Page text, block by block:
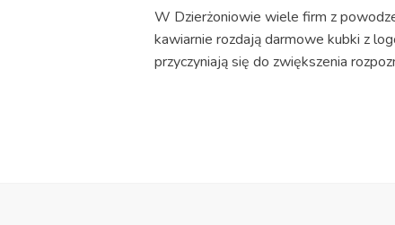
W Dzierżoniowie wiele firm z
kawiarnie rozdają darmowe kubki z
przyczyniają się do zwiększenia